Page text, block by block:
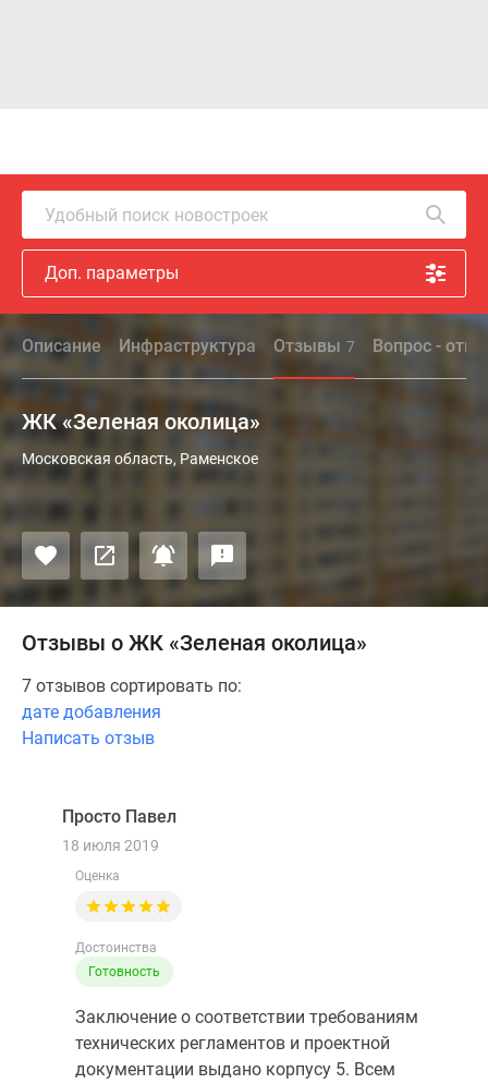
Удобный поиск новостроек
Доп. параметры
Описание Инфраструктура Отзывы 7 Вопрос -
ЖК «Зеленая околица»
Московская область, Раменское
Отзывы о ЖК «Зеленая околица»
7 отзывов сортировать по:
дате добавления
Написать отзыв
Просто Павел
18 июля 2019
Оценка
Достоинства
Готовность
Заключение о соответствии требованиям
технических регламентов и проектной
документации выдано корпусу 5. Всем